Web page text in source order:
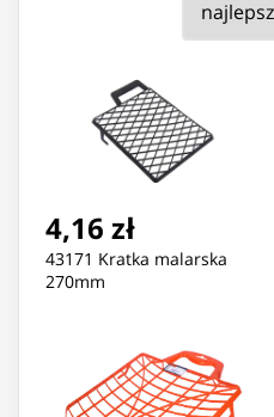
4,16 zł
43171 Kratka malarska
270mm